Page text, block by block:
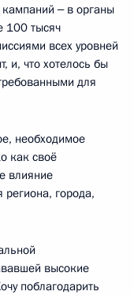
‒ в органы
100 тысяч
всех уровней
и, что хотелось бы
для
необходимое
как своё
влияние
региона, города,
высокие
поблагодарить